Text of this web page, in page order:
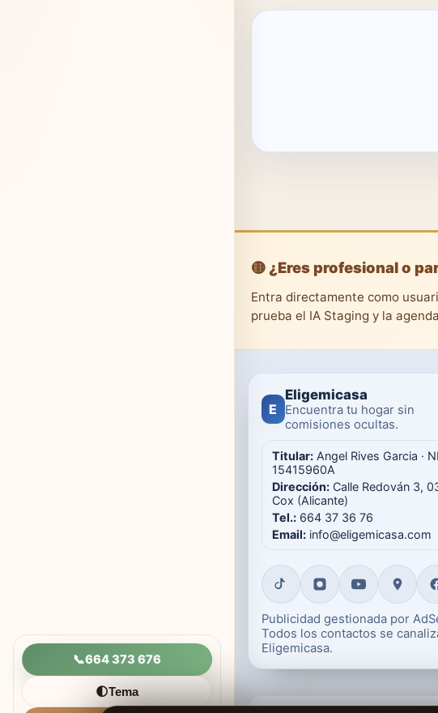
📞664 373 676
🌓Tema
🟡 ¿Eres profesional o
Entra directamente como
prueba el IA Staging y la
E
Eligemicasa
Encuentra tu hogar sin
comisiones ocultas.
Titular: Angel Rives Garcia ·
15415960A
Dirección: Calle Redován 3,
Cox (Alicante)
Tel.: 664 37 36 76
Email: info@eligemicasa.com
Publicidad gestionada por
Todos los contactos se
Eligemicasa.